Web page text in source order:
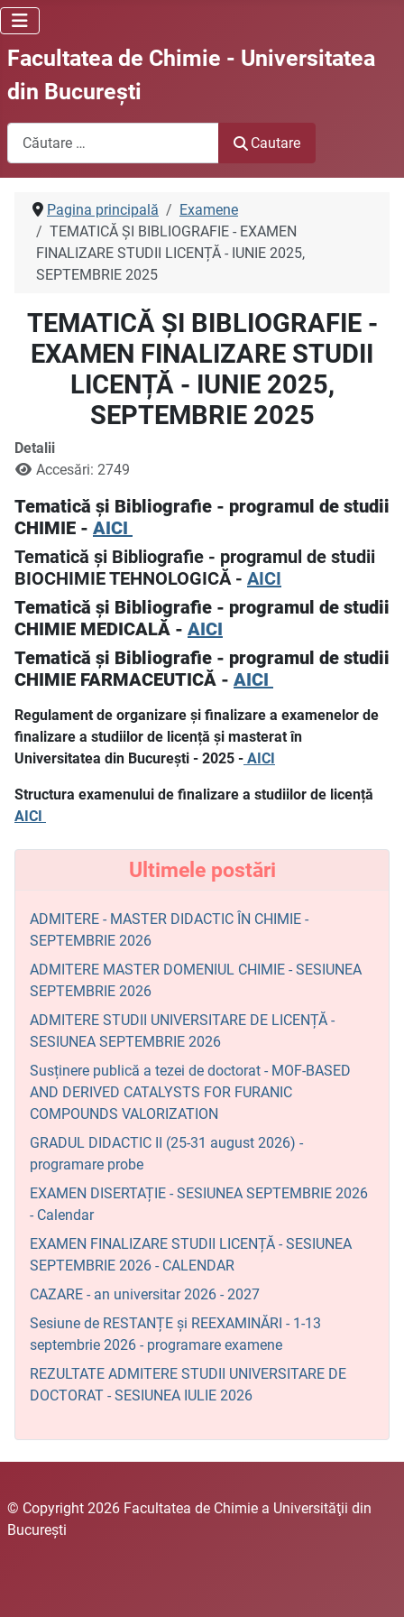
Facultatea de Chimie - Universitatea
din Bucureşti
Cautare
Cautare
Pagina principală
Examene
TEMATICĂ ȘI BIBLIOGRAFIE - EXAMEN
FINALIZARE STUDII LICENȚĂ - IUNIE 2025,
SEPTEMBRIE 2025
TEMATICĂ ȘI BIBLIOGRAFIE -
EXAMEN FINALIZARE STUDII
LICENȚĂ - IUNIE 2025,
SEPTEMBRIE 2025
Detalii
Accesări: 2749
Tematică și Bibliografie - programul de studii
CHIMIE - AICI
Tematică și Bibliografie - programul de studii
BIOCHIMIE TEHNOLOGICĂ - AICI
Tematică și Bibliografie - programul de studii
CHIMIE MEDICALĂ - AICI
Tematică și Bibliografie - programul de studii
CHIMIE FARMACEUTICĂ - AICI
Regulament de organizare și finalizare a examenelor de
finalizare a studiilor de licență și masterat în
Universitatea din București - 2025 - AICI
Structura examenului de finalizare a studiilor de licență
AICI
Ultimele postări
ADMITERE - MASTER DIDACTIC ÎN CHIMIE -
SEPTEMBRIE 2026
ADMITERE MASTER DOMENIUL CHIMIE - SESIUNEA
SEPTEMBRIE 2026
ADMITERE STUDII UNIVERSITARE DE LICENȚĂ -
SESIUNEA SEPTEMBRIE 2026
Susținere publică a tezei de doctorat - MOF-BASED
AND DERIVED CATALYSTS FOR FURANIC
COMPOUNDS VALORIZATION
GRADUL DIDACTIC II (25-31 august 2026) -
programare probe
EXAMEN DISERTAȚIE - SESIUNEA SEPTEMBRIE 2026
- Calendar
EXAMEN FINALIZARE STUDII LICENȚĂ - SESIUNEA
SEPTEMBRIE 2026 - CALENDAR
CAZARE - an universitar 2026 - 2027
Sesiune de RESTANȚE și REEXAMINĂRI - 1-13
septembrie 2026 - programare examene
REZULTATE ADMITERE STUDII UNIVERSITARE DE
DOCTORAT - SESIUNEA IULIE 2026
© Copyright 2026 Facultatea de Chimie a Universităţii din
Bucureşti